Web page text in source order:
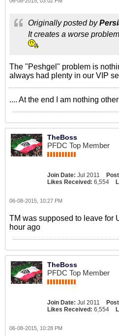
Originally posted by
It creates a worse
The "Peshgel" problem is
always had plenty in our VIP
.... At the end I am nothing
TheBoss
PFDC Top Member
Join Date: Jul 2011
Likes Received: 6,554
06-08-2015, 10:27 PM
TM was supposed to leave for
hour ago
TheBoss
PFDC Top Member
Join Date: Jul 2011
Likes Received: 6,554
06-08-2015, 10:28 PM